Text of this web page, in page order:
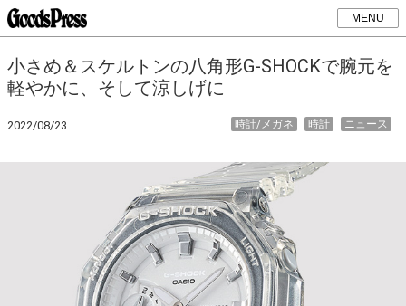
MENU
小さめ＆スケルトンの八角形G-SHOCKで腕元を
軽やかに、そして涼しげに
2022/08/23 ニュース
時計
時計/メガネ